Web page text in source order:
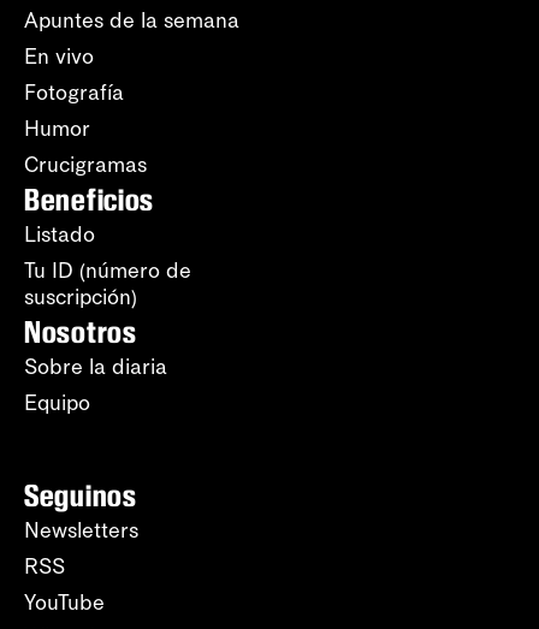
Apuntes de la semana
En vivo
Fotografía
Humor
Crucigramas
Beneficios
Listado
Tu ID (número de
suscripción)
Nosotros
Sobre la diaria
Equipo
Seguinos
Newsletters
RSS
YouTube